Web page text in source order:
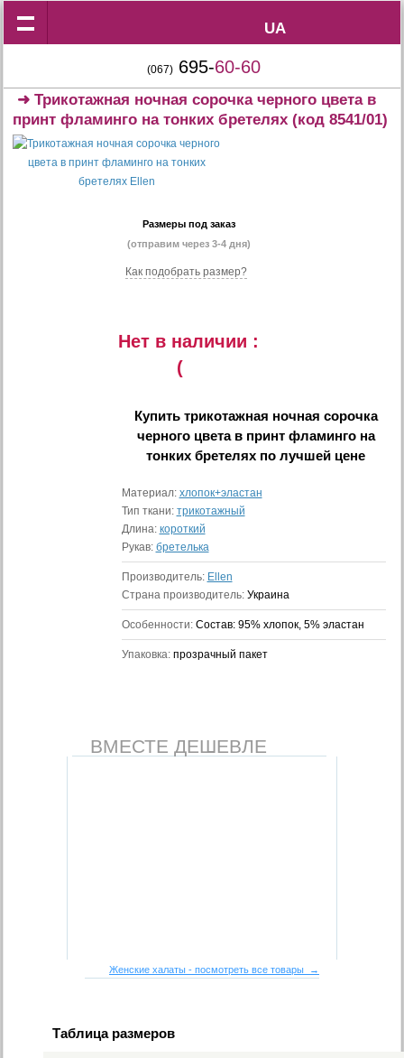
UA
UA
(067) 695-60-60
➜Трикотажная ночная сорочка черного цвета в
принт фламинго на тонких бретелях (код 8541/01)
Размеры под заказ
(отправим через 3-4 дня)
Как подобрать размер?
Нет в наличии :
(
Купить трикотажная ночная сорочка
черного цвета в принт фламинго на
тонких бретелях по лучшей цене
Материал: хлопок+эластан
Тип ткани: трикотажный
Длина: короткий
Рукав: бретелька
Производитель: Ellen
Страна производитель: Украина
Особенности: Состав: 95% хлопок, 5% эластан
Упаковка: прозрачный пакет
ВМЕСТЕ ДЕШЕВЛЕ
Женские халаты - посмотреть все товары →
Таблица размеров